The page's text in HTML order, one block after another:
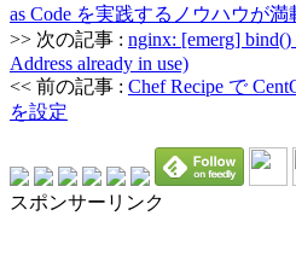
as Code を実践するノウハウが満
>> 次の記事 : nginx: [emerg]
Address already in use)
<< 前の記事 : Chef Recipe で
を設定
スポンサーリンク